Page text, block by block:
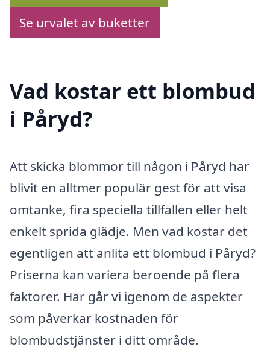
Se urvalet av buketter
Vad kostar ett blombud
i Påryd?
Att skicka blommor till någon i Påryd har
blivit en alltmer populär gest för att visa
omtanke, fira speciella tillfällen eller helt
enkelt sprida glädje. Men vad kostar det
egentligen att anlita ett blombud i Påryd?
Priserna kan variera beroende på flera
faktorer. Här går vi igenom de aspekter
som påverkar kostnaden för
blombudstjänster i ditt område.